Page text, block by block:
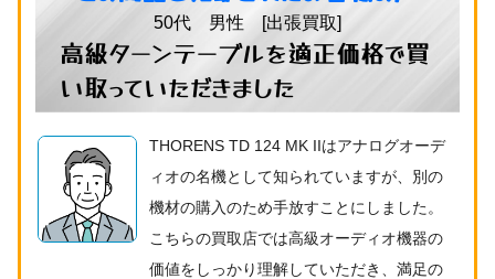
50代 男性 [出張買取]
高級ターンテーブルを適正価格で買
い取っていただきました
THORENS TD 124 MK IIはアナログオーデ
ィオの名機として知られていますが、別の
機材の購入のため手放すことにしました。
こちらの買取店では高級オーディオ機器の
価値をしっかり理解していただき、満足の